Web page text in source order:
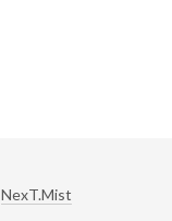
NexT.Mist